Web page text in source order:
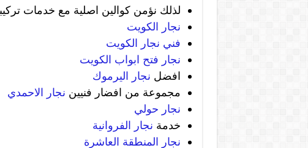
لذلك نؤمن كوالين اصلية مع خدمات
نجار الكويت
فني نجار الكويت
نجار فتح ابواب الكويت
افضل نجار اليرموك
مجموعة من افضار فنيين نجار الاحمدي
نجار حولي
خدمة نجار الفروانية
نجار المنطقة العاشرة